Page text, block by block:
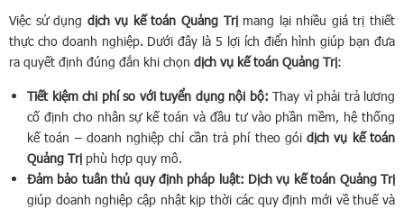
Việc sử dụng dịch vụ kế toán Quảng Trịmang lại nhiều giá trị thiết
thực cho doanh nghiệp. Dưới đây là 5 lợi ích điển hình giúp bạn đưa
ra quyết định đúng đắn khi chọn dịch vụ kế toán Quảng Trị:
Tiết kiệm chi phí so với tuyển dụng nội bộ: Thay vì phải trả lương
cố định cho nhân sự kế toán và đầu tư vào phần mềm, hệ thống
kế toán – doanh nghiệp chỉ cần trả phí theo góidịch vụ kế toán
Quảng Trị phù hợp quy mô.
Đảm bảo tuân thủ quy định pháp luật: Dịch vụ kế toán Quảng Trị
giúp doanh nghiệp cập nhật kịp thời các quy định mới về thuế và